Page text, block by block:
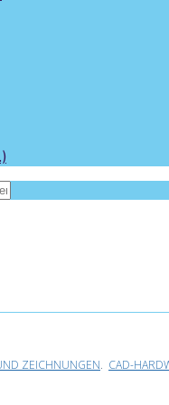
ZEICHNUNGEN. CAD-